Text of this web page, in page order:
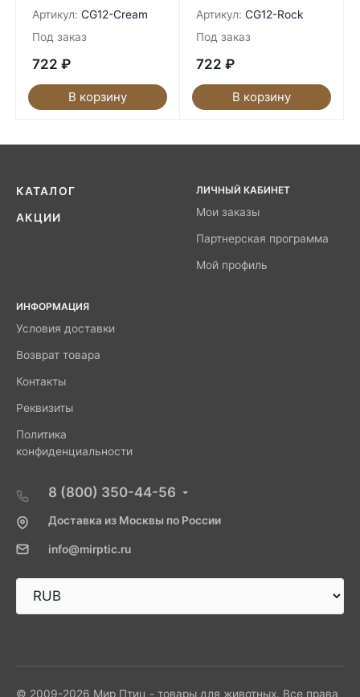
Артикул: CG12-Cream
Под заказ
722 ₽
В корзину
Артикул: CG12-Rock
Под заказ
722 ₽
В корзину
КАТАЛОГ
АКЦИИ
ЛИЧНЫЙ КАБИНЕТ
Мои заказы
Партнерская программа
Мой профиль
ИНФОРМАЦИЯ
Условия доставки
Возврат товара
Контакты
Реквизиты
Политика
конфиденциальности
8 (800) 350-44-56
Доставка из Москвы по России
info@mirptic.ru
© 2009-2026 Мир Птиц - товары для животных. Все права